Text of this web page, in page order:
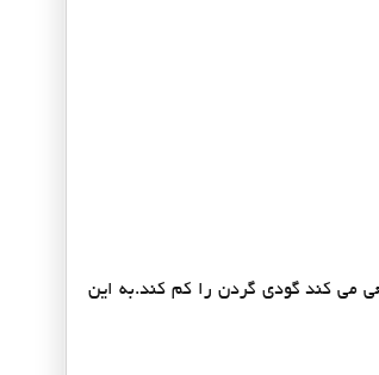
می کند گودی گردن را کم کند.به این